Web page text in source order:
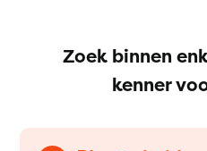
Zoek binnen
kenner